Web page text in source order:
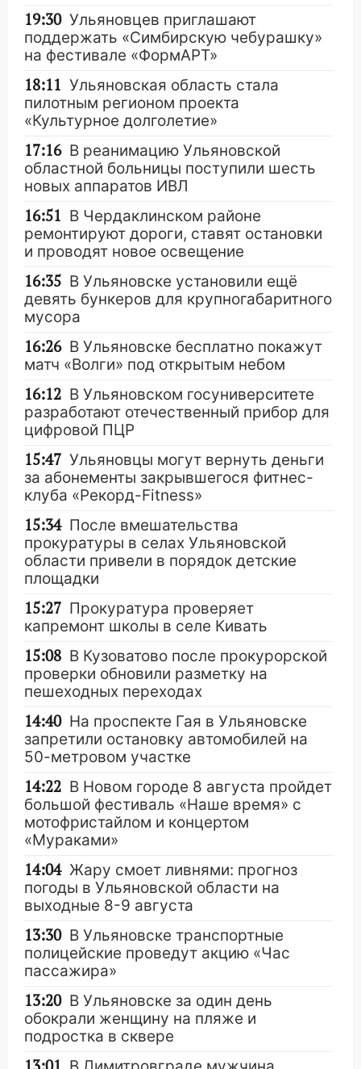
19:30 Ульяновцев приглашают
поддержать «Симбирскую чебурашку»
на фестивале «ФормАРТ»
18:11 Ульяновская область стала
пилотным регионом проекта
«Культурное долголетие»
17:16 В реанимацию Ульяновской
областной больницы поступили шесть
новых аппаратов ИВЛ
16:51 В Чердаклинском районе
ремонтируют дороги, ставят остановки
и проводят новое освещение
16:35 В Ульяновске установили ещё
девять бункеров для крупногабаритного
мусора
16:26 В Ульяновске бесплатно покажут
матч «Волги» под открытым небом
16:12 В Ульяновском госуниверситете
разработают отечественный прибор для
цифровой ПЦР
15:47 Ульяновцы могут вернуть деньги
за абонементы закрывшегося фитнес-
клуба «Рекорд-Fitness»
15:34 После вмешательства
прокуратуры в селах Ульяновской
области привели в порядок детские
площадки
15:27 Прокуратура проверяет
капремонт школы в селе Кивать
15:08 В Кузоватово после прокурорской
проверки обновили разметку на
пешеходных переходах
14:40 На проспекте Гая в Ульяновске
запретили остановку автомобилей на
50-метровом участке
14:22 В Новом городе 8 августа пройдет
большой фестиваль «Наше время» с
мотофристайлом и концертом
«Мураками»
14:04 Жару смоет ливнями: прогноз
погоды в Ульяновской области на
выходные 8-9 августа
13:30 В Ульяновске транспортные
полицейские проведут акцию «Час
пассажира»
13:20 В Ульяновске за один день
обокрали женщину на пляже и
подростка в сквере